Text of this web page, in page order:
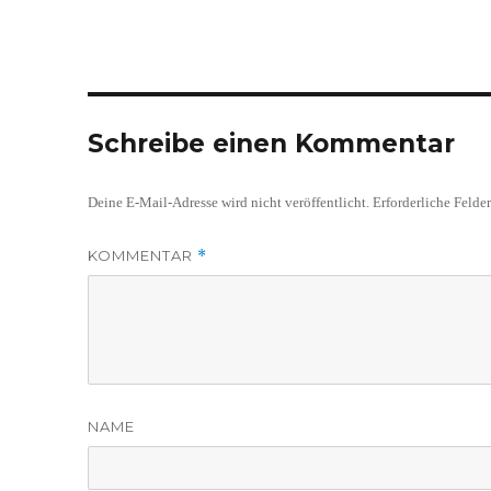
Schreibe einen Kommentar
Deine E-Mail-Adresse wird nicht veröffentlicht. Erforderliche
KOMMENTAR *
NAME